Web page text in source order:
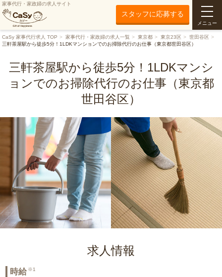
家事代行・家政婦の求人サイト
スタッフに応募する
メニュー
CaSy 家事代行求人 TOP 家事代行・家政婦の求人一覧 東京都 東京23区
世田谷区
三軒茶屋駅から徒歩5分！1LDKマンションでのお掃除代行のお仕事（東京都世田谷区）
三軒茶屋駅から徒歩5分！1LDKマンシ
ョンでのお掃除代行のお仕事（東京都
世田谷区）
求人情報
時給 ※1